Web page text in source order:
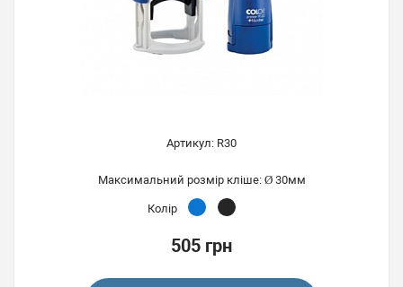
Артикул: R30
Максимальний розмір кліше: Ø 30мм
Колір
505 грн